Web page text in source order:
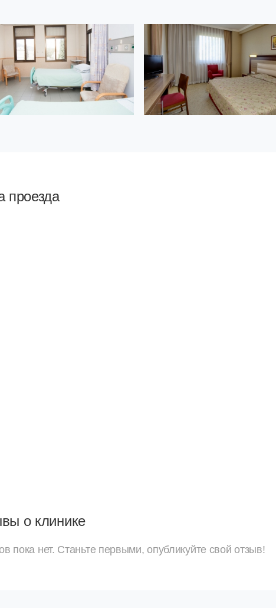
проезда
о клинике
пока нет. Станьте первыми, опубликуйте свой отзыв!